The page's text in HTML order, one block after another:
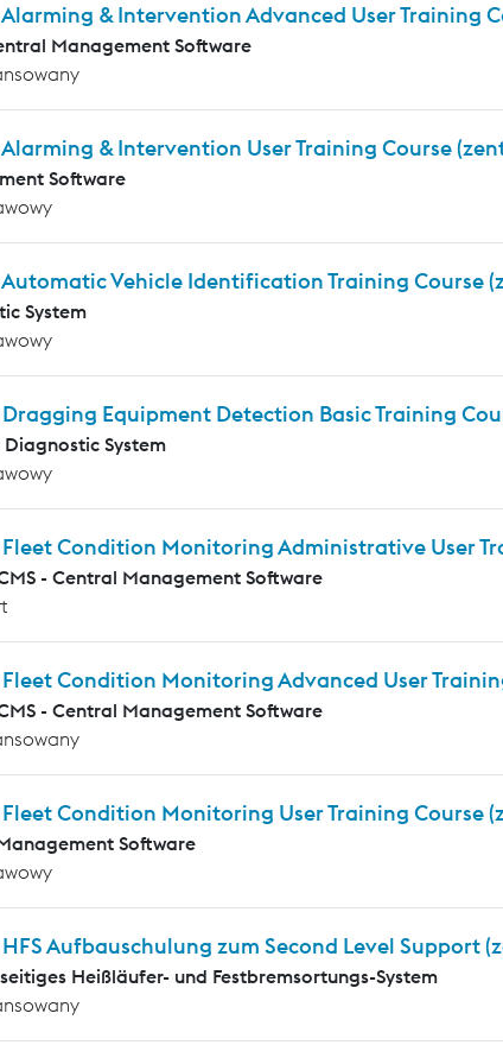
& Intervention Advanced User Training
Management Software
& Intervention User Training Course
Software
Vehicle Identification Training Course
System
Equipment Detection Basic Training
System
Condition Monitoring Administrative User
- Central Management Software
Condition Monitoring Advanced User
- Central Management Software
Condition Monitoring User Training Course
Software
Aufbauschulung zum Second Level Support
Heißläufer- und Festbremsortungs-System